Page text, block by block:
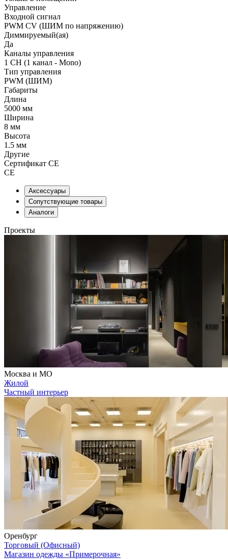
Управление
Входной сигнал
PWM СV (ШИМ по напряжению)
Диммируемый(ая)
Да
Каналы управления
1 CH (1 канал - Mono)
Тип управления
PWM (ШИМ)
Габариты
Длина
5000 мм
Ширина
8 мм
Высота
1.5 мм
Другие
Сертификат CE
CE
Аксессуары
Сопутствующие товары
Аналоги
Проекты
Москва и МО
Жилой
Частный интерьер
Оренбург
Торговый (Офисный)
Магазин одежды «Примерочная»